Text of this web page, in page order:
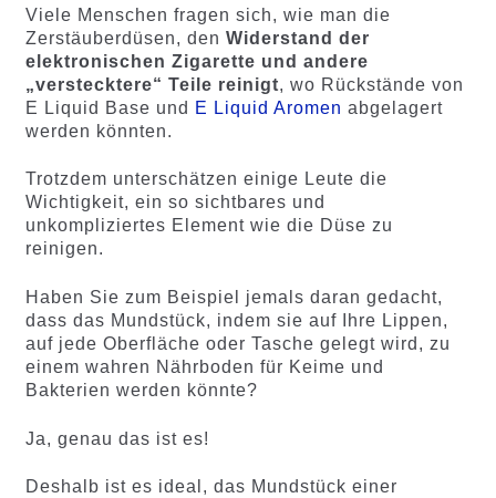
Viele Menschen fragen sich, wie man die
Zerstäuberdüsen, den Widerstand der
elektronischen Zigarette und andere
„verstecktere“ Teile reinigt, wo Rückstände von
E Liquid Base und E Liquid Aromen abgelagert
werden könnten.
Trotzdem unterschätzen einige Leute die
Wichtigkeit, ein so sichtbares und
unkompliziertes Element wie die Düse zu
reinigen.
Haben Sie zum Beispiel jemals daran gedacht,
dass das Mundstück, indem sie auf Ihre Lippen,
auf jede Oberfläche oder Tasche gelegt wird, zu
einem wahren Nährboden für Keime und
Bakterien werden könnte?
Ja, genau das ist es!
Deshalb ist es ideal, das Mundstück einer